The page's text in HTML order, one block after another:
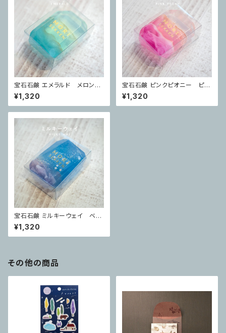
宝石石鹸 エメラルド メロン＆
リュウゼツランの香り
¥1,320
宝石石鹸 ピンクピオニー ピン
クピオニー（芍薬）の香り
¥1,320
宝石石鹸 ミルキーウェイ ベル
ガモットブラックティーの香り
¥1,320
その他の商品